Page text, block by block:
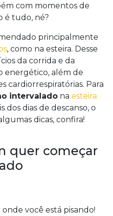
com momentos de
é tudo, né?
principalmente
, como na esteira. Desse
da corrida e da
energético, além de
cardiorrespiratórias. Para
intervalado na esteira
dias de descanso, o
dicas, confira!
quer começar
você está pisando!